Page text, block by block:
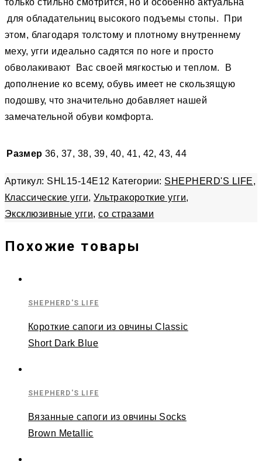
только стильно смотрится, но и особенно актуальна
для обладательниц высокого подъемы стопы. При
этом, благодаря толстому и плотному внутреннему
меху, угги идеально садятся по ноге и просто
обволакивают Вас своей мягкостью и теплом. В
дополнение ко всему, обувь имеет не скользящую
подошву, что значительно добавляет нашей
замечательной обуви комфорта.
Размер 36, 37, 38, 39, 40, 41, 42, 43, 44
Артикул: SHL15-14E12 Категории: SHEPHERD'S LIFE,
Классические угги,Ультракороткие угги,
Эксклюзивные угги,со стразами
Похожие товары
SHEPHERD'S LIFE
Короткие сапоги из овчины Classic
Short Dark Blue
SHEPHERD'S LIFE
Вязанные сапоги из овчины Socks
Brown Metallic